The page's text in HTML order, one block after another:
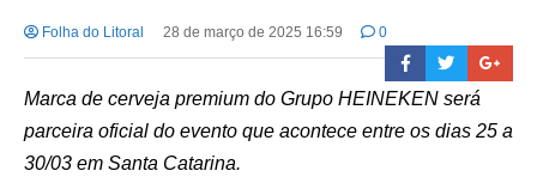
Folha do Litoral 28 de março de 2025 16:59 0
Marca de cerveja premium do Grupo HEINEKEN será
parceira oficial do evento que acontece entre os dias 25 a
30/03 em Santa Catarina.